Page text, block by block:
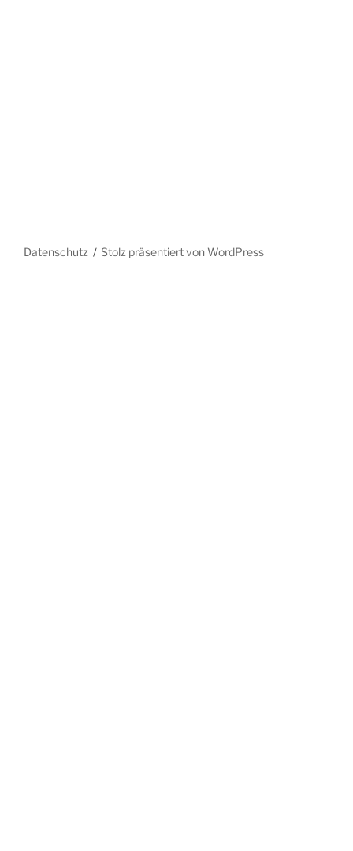
Datenschutz Stolz präsentiert von WordPress